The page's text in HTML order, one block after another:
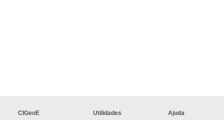
CIGeoE
Utilidades
Ajuda